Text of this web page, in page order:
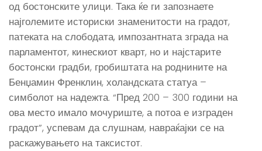
од бостонските улици. Така ќе ги запознаете
најголемите историски знаменитости на градот,
патеката на слободата, импозантната зграда на
парламентот, кинескиот кварт, но и најстарите
бостонски градби, гробиштата на роднините на
Бенџамин Френклин, холандската статуа –
симболот на надежта. “Пред 200 – 300 години на
ова место имало мочуриште, а потоа е изграден
градот”, успевам да слушнам, навраќајки се на
раскажувањето на таксистот.